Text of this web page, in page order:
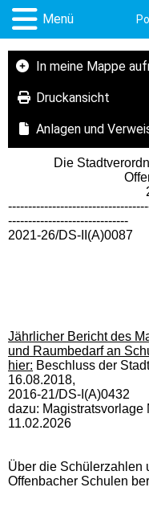
Menü
In meine Mappe
Druckansicht
Anlagen und
Die
------------------------------
2021-26/DS-II(A)0087
Jährlicher Bericht des
und Raumbedarf an
hier: Beschluss der
16.08.2018,
2016-21/DS-I(A)0432
dazu: Magistratsvorlage
11.02.2026
Über die Schülerzahlen
Offenbacher Schulen